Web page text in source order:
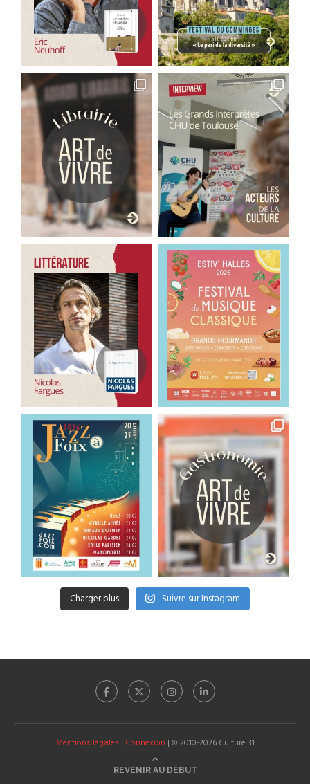
Charger plus Suivre sur Instagram
Mentions légales | Connexion | © 2010-2026 Culture 31
REVENIR AU DÉBUT